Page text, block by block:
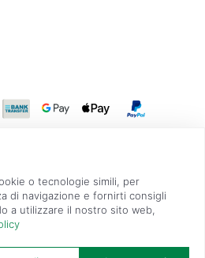
S.r.l.| realizzato con Contit
| © 2026 Tutti
| P.IVA: 09351560967